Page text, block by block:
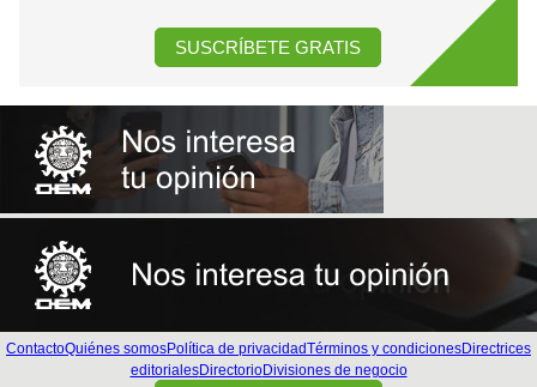
SUSCRÍBETE GRATIS
ContactoQuiénes somosPolítica de privacidadTérminos y condicionesDirectrices
editorialesDirectorioDivisiones de negocio